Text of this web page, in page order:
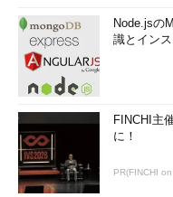
従って、私たちは、完全
当に役に立つ仕様書の書
ような仕様書として筆者
スキ氏流の機能仕様書
で
記することにします。）
Node.jsの
識とイン
FINCHI主
に！
PR(FINCHI